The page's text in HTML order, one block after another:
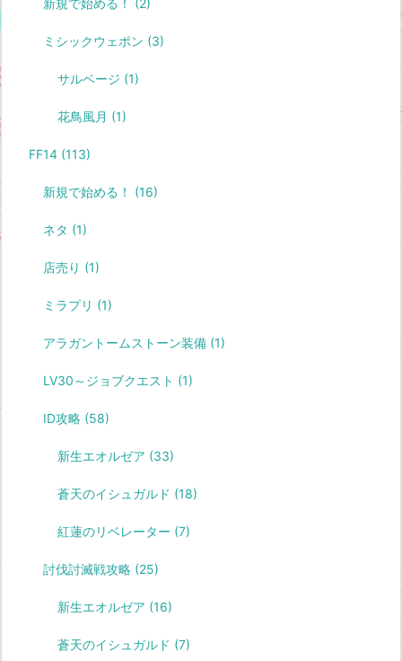
ミシックウェポン (3)
サルベージ (1)
花鳥風月 (1)
FF14 (113)
新規で始める！ (16)
ネタ (1)
店売り (1)
ミラプリ (1)
アラガントームストーン装備 (1)
LV30～ジョブクエスト (1)
ID攻略 (58)
新生エオルゼア (33)
蒼天のイシュガルド (18)
紅蓮のリベレーター (7)
討伐討滅戦攻略 (25)
新生エオルゼア (16)
蒼天のイシュガルド (7)